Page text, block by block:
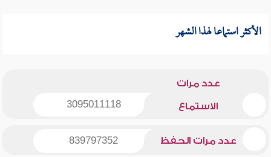
الأكثر استماعا لهذا الشهر
عدد مرات
الاستماع 3095011118
عدد مرات الحفظ 839797352